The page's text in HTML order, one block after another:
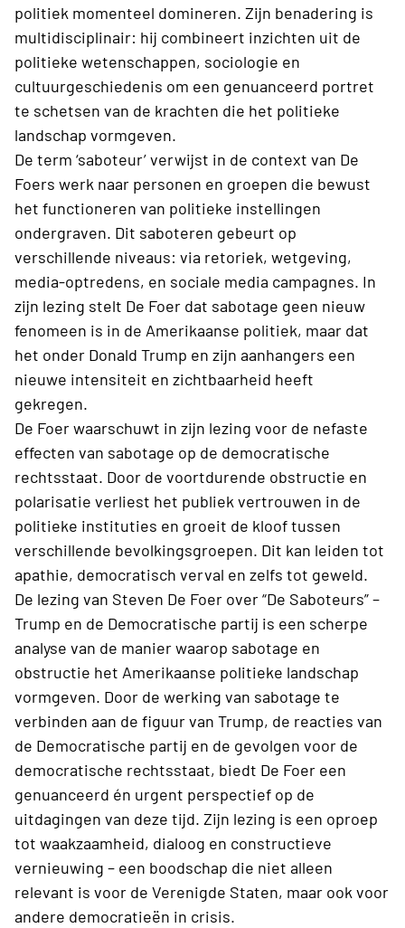
politiek momenteel domineren. Zijn benadering is
multidisciplinair: hij combineert inzichten uit de
politieke wetenschappen, sociologie en
cultuurgeschiedenis om een genuanceerd portret
te schetsen van de krachten die het politieke
landschap vormgeven.
De term ‘saboteur’ verwijst in de context van De
Foers werk naar personen en groepen die bewust
het functioneren van politieke instellingen
ondergraven. Dit saboteren gebeurt op
verschillende niveaus: via retoriek, wetgeving,
media-optredens, en sociale media campagnes. In
zijn lezing stelt De Foer dat sabotage geen nieuw
fenomeen is in de Amerikaanse politiek, maar dat
het onder Donald Trump en zijn aanhangers een
nieuwe intensiteit en zichtbaarheid heeft
gekregen.
De Foer waarschuwt in zijn lezing voor de nefaste
effecten van sabotage op de democratische
rechtsstaat. Door de voortdurende obstructie en
polarisatie verliest het publiek vertrouwen in de
politieke instituties en groeit de kloof tussen
verschillende bevolkingsgroepen. Dit kan leiden tot
apathie, democratisch verval en zelfs tot geweld.
De lezing van Steven De Foer over “De Saboteurs” –
Trump en de Democratische partij is een scherpe
analyse van de manier waarop sabotage en
obstructie het Amerikaanse politieke landschap
vormgeven. Door de werking van sabotage te
verbinden aan de figuur van Trump, de reacties van
de Democratische partij en de gevolgen voor de
democratische rechtsstaat, biedt De Foer een
genuanceerd én urgent perspectief op de
uitdagingen van deze tijd. Zijn lezing is een oproep
tot waakzaamheid, dialoog en constructieve
vernieuwing – een boodschap die niet alleen
relevant is voor de Verenigde Staten, maar ook voor
andere democratieën in crisis.